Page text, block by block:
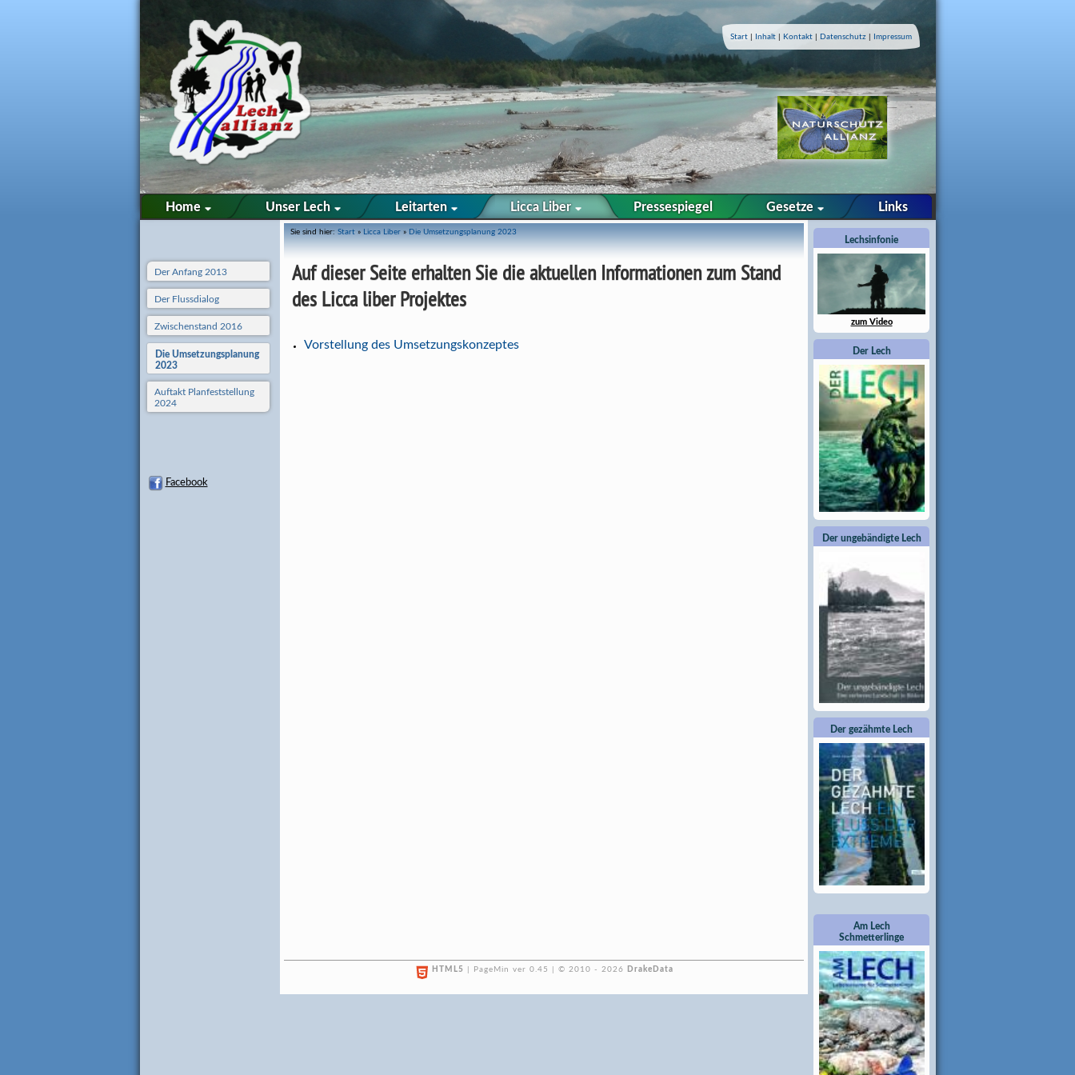
Start| Inhalt| Kontakt| Datenschutz| Impressum
Home Unser Lech Leitarten Licca Liber Pressespiegel Gesetze Links
Der Anfang 2013
Der Flussdialog
Zwischenstand 2016
Die Umsetzungsplanung
2023
Auftakt Planfeststellung
2024
Facebook
Sie sind hier: Start» Licca Liber» Die Umsetzungsplanung 2023
Auf dieser Seite erhalten Sie die aktuellen Informationen zum Stand
des Licca liber Projektes
Vorstellung des Umsetzungskonzeptes
HTML5 | PageMin ver 0.45 | © 2010 - 2026 DrakeData
Lechsinfonie
zum Video
Der Lech
Der ungebändigte Lech
Der gezähmte Lech
Am Lech
Schmetterlinge